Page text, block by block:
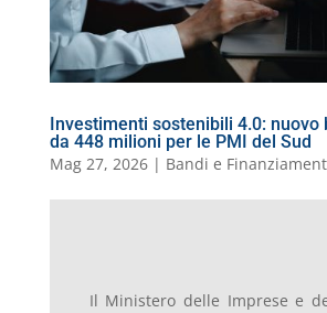
Investimenti sostenibili 4.0: nuovo
da 448 milioni per le PMI del Sud
Mag 27, 2026| Bandi e
Il Ministero delle Imprese e